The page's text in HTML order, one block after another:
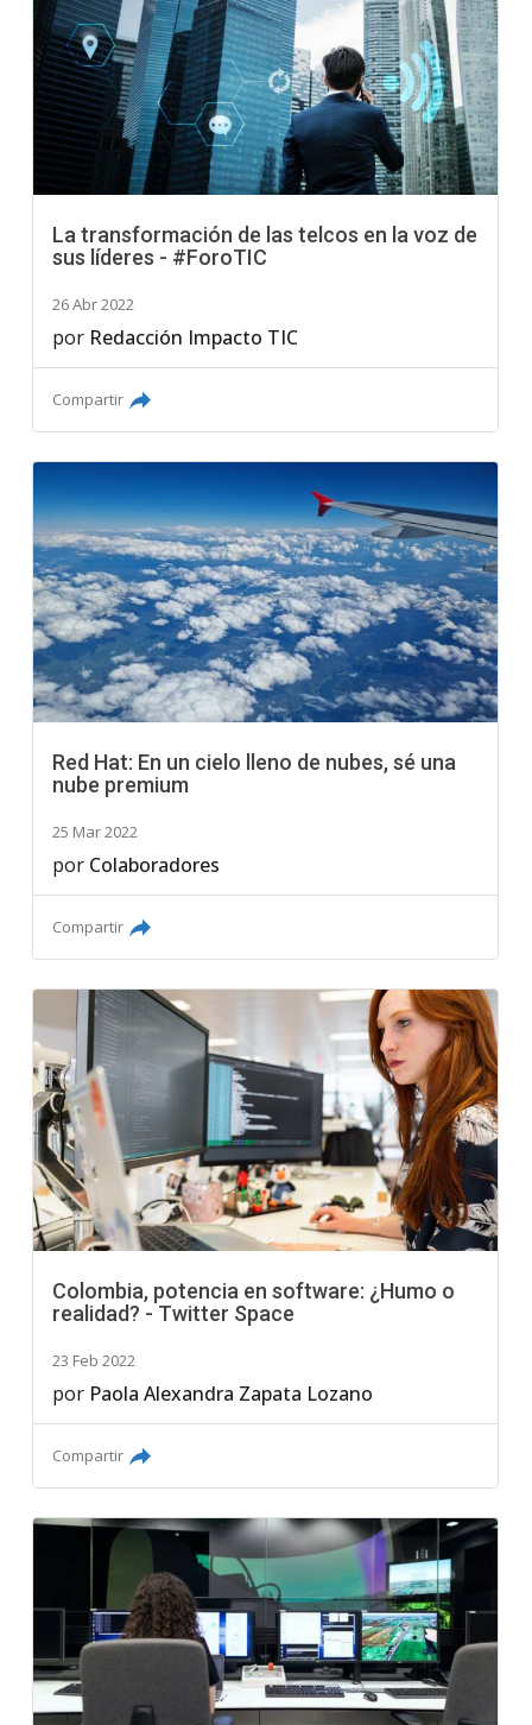
La transformación de las telcos en la voz de
sus líderes - #ForoTIC
26 Abr 2022
por Redacción Impacto TIC
Compartir
Red Hat: En un cielo lleno de nubes, sé una
nube premium
25 Mar 2022
por Colaboradores
Compartir
Colombia, potencia en software: ¿Humo o
realidad? - Twitter Space
23 Feb 2022
por Paola Alexandra Zapata Lozano
Compartir